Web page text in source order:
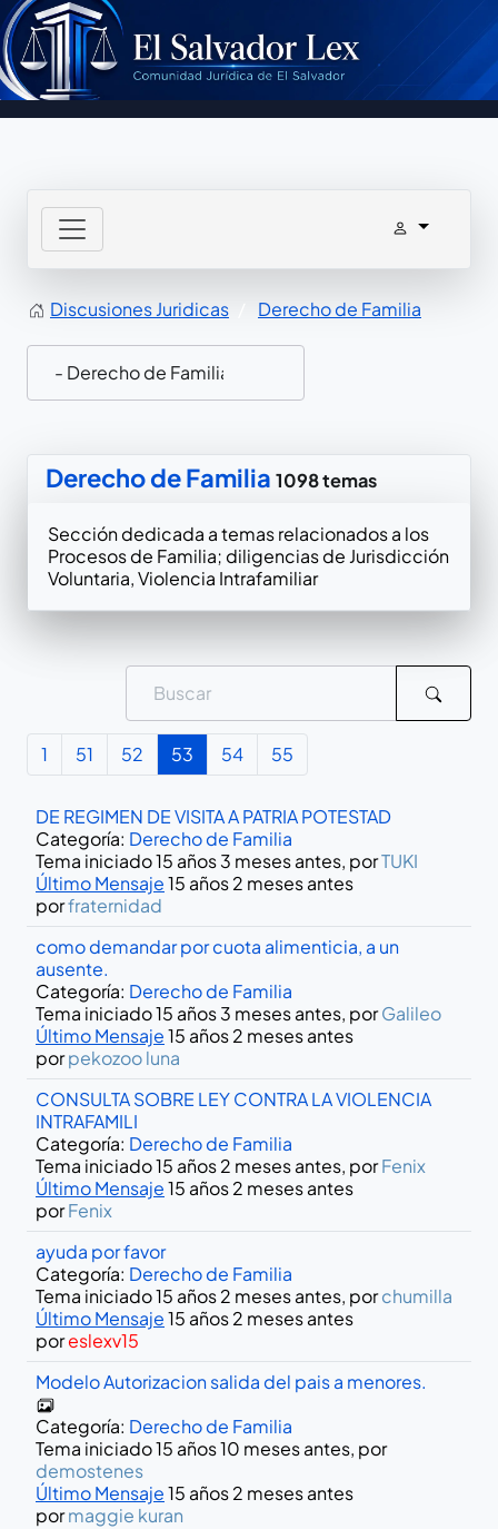
Discusiones Juridicas Derecho de Familia
Derecho de Familia 1098 temas
Sección dedicada a temas relacionados a los
Procesos de Familia; diligencias de Jurisdicción
Voluntaria, Violencia Intrafamiliar
1 51 52 53 54 55
DE REGIMEN DE VISITA A PATRIA POTESTAD
Categoría: Derecho de Familia
Tema iniciado 15 años 3 meses antes, porTUKI
Último Mensaje15 años 2 meses antes
porfraternidad
como demandar por cuota alimenticia, a un
ausente.
Categoría: Derecho de Familia
Tema iniciado 15 años 3 meses antes, porGalileo
Último Mensaje15 años 2 meses antes
porpekozoo luna
CONSULTA SOBRE LEY CONTRA LA VIOLENCIA
INTRAFAMILI
Categoría: Derecho de Familia
Tema iniciado 15 años 2 meses antes, porFenix
Último Mensaje15 años 2 meses antes
porFenix
ayuda por favor
Categoría: Derecho de Familia
Tema iniciado 15 años 2 meses antes, porchumilla
Último Mensaje15 años 2 meses antes
poreslexv15
Modelo Autorizacion salida del pais a menores.
Categoría: Derecho de Familia
Tema iniciado 15 años 10 meses antes, por
demostenes
Último Mensaje15 años 2 meses antes
pormaggie kuran